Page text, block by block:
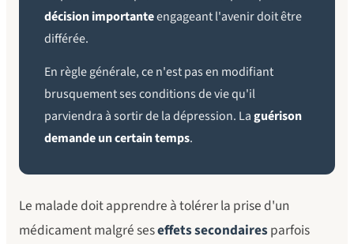
décision importanteengageant l'avenir doit être
différée.
En règle générale, ce n'est pas en modifiant
brusquement ses conditions de vie qu'il
parviendra à sortir de la dépression. Laguérison
demande un certain temps.
Le malade doit apprendre à tolérer la prise d'un
médicament malgré seseffets secondairesparfois